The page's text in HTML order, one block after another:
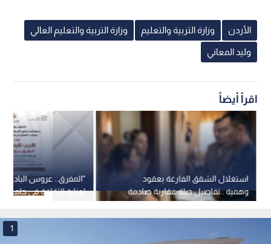
الأردن وزارة التربية والتعليم وزارة التربية والتعليم العالي
وليد المعاني
اقرأ أيضاً
"المفرق.. عروس
لوزارة الثقافة في جامعة
استغلال الشقق الفارغة بعقود
وهمية ..تفاصيل حيلة عقارية صادمة
في عمان
1